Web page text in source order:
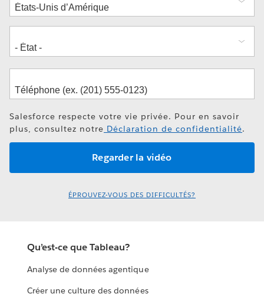
Salesforce respecte votre vie privée. Pour en savoir
plus, consultez notre Déclaration de confidentialité.
ÉPROUVEZ-VOUS DES DIFFICULTÉS?
Qu’est-ce que Tableau?
Analyse de données agentique
Créer une culture des données